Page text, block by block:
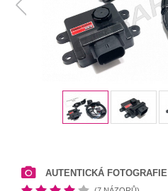
AUTENTICKÁ FOTOGRAFIE